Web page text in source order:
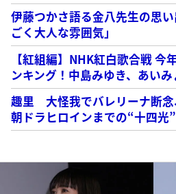
伊藤つかさ語る金八先生の思
ごく大人な雰囲気」
【紅組編】NHK紅白歌合戦 今
ンキング！中島みゆき、あい
趣里 大怪我でバレリーナ断
朝ドラヒロインまでの“十四光